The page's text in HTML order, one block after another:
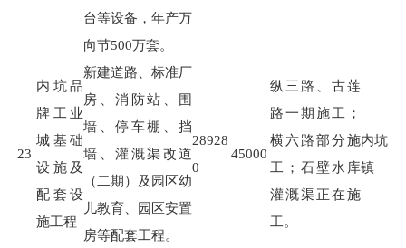
台等设备，年产万
向节500万套。
23
内坑品
牌工业
城基础
设施及
配套设
施工程
新建道路、标准厂
房、消防站、围
墙、停车棚、挡
墙、灌溉渠改道
（二期）及园区幼
儿教育、园区安置
房等配套工程。
28928
0
45000
纵三路、古莲
路一期施工；
横六路部分施
工；石壁水库
灌溉渠正在施
工。
内坑
镇